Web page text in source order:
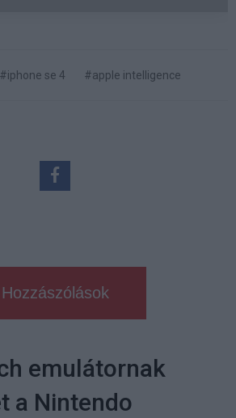
#iphone se 4 #apple intelligence
Hozzászólások
emulátornak
a Nintendo